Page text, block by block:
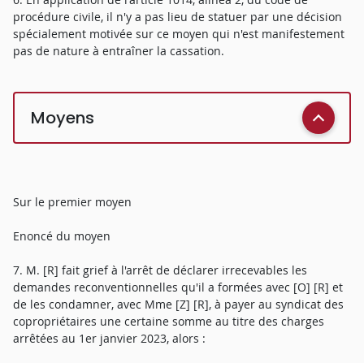
procédure civile, il n'y a pas lieu de statuer par une décision
spécialement motivée sur ce moyen qui n'est manifestement
pas de nature à entraîner la cassation.
Moyens
Sur le premier moyen
Enoncé du moyen
7. M. [R] fait grief à l'arrêt de déclarer irrecevables les
demandes reconventionnelles qu'il a formées avec [O] [R] et
de les condamner, avec Mme [Z] [R], à payer au syndicat des
copropriétaires une certaine somme au titre des charges
arrêtées au 1er janvier 2023, alors :